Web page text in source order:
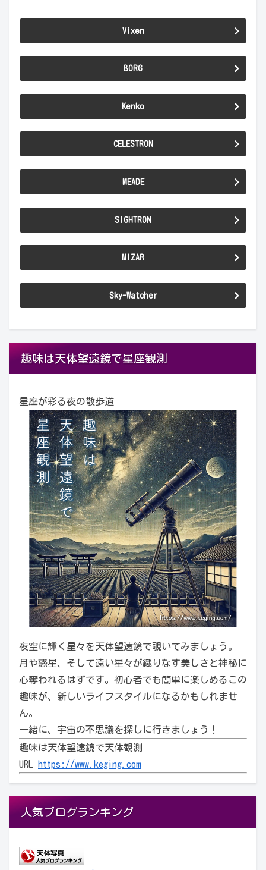
Vixen
BORG
Kenko
CELESTRON
MEADE
SIGHTRON
MIZAR
Sky-Watcher
趣味は天体望遠鏡で星座観測
星座が彩る夜の散歩道
夜空に輝く星々を天体望遠鏡で覗いてみましょう。
月や惑星、そして遠い星々が織りなす美しさと神秘に
心奪われるはずです。初心者でも簡単に楽しめるこの
趣味が、新しいライフスタイルになるかもしれませ
ん。
一緒に、宇宙の不思議を探しに行きましょう！
趣味は天体望遠鏡で天体観測
URL https://www.keging.com
人気ブログランキング